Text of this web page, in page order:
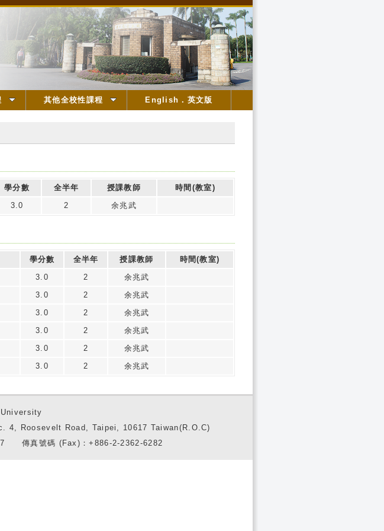
其他全校性課程 English．英文版
學分數 全半年 授課教師
時間(教室)
3.0 2 余兆武
學分數 全半年 授課教師
時間(教室)
3.0 2
余兆武
3.0 2
余兆武
3.0 2
余兆武
3.0 2
余兆武
3.0 2
余兆武
3.0 2 余兆武
4, Roosevelt Road, Taipei, 10617 Taiwan(R.O.C)
傳真號碼 (Fax)：+886-2-2362-6282